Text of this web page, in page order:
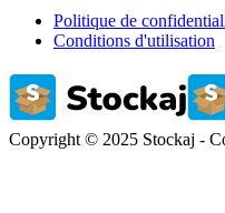
Politique de
Conditions d'utilisation
Copyright © 2025 Stockaj -